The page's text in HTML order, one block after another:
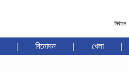
নির্বাচন
| বিনোদন | খেলা |